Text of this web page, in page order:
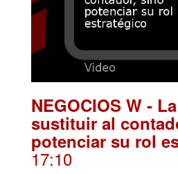
NEGOCIOS W -
sustituir al
potenciar su rol
17:10